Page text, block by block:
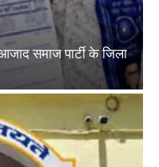
समाज पार्टी के जिला